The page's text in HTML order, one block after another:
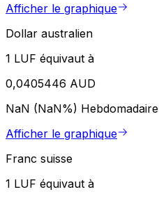
Afficher le graphique
Dollar australien
1 LUF équivaut à
0,0405446 AUD
NaN (NaN%) Hebdomadaire
Afficher le graphique
Franc suisse
1 LUF équivaut à